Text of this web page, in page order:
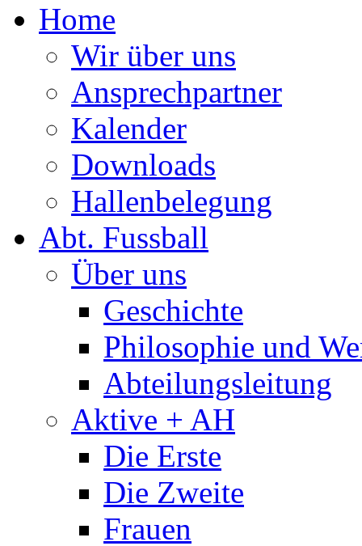
Home
Wir über uns
Ansprechpartner
Kalender
Downloads
Hallenbelegung
Abt. Fussball
Über uns
Geschichte
Philosophie und
Abteilungsleitung
Aktive + AH
Die Erste
Die Zweite
Frauen